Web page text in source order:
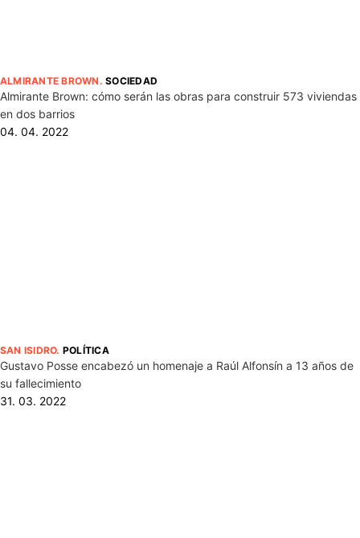
ALMIRANTE BROWN .SOCIEDAD
Almirante Brown: cómo serán las obras para construir 573 viviendas
en dos barrios
04. 04. 2022
SAN ISIDRO. POLÍTICA
Gustavo Posse encabezó un homenaje a Raúl Alfonsín a 13 años de
su fallecimiento
31. 03. 2022